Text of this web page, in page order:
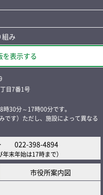
み
を表示する
目7番1号
30分～17時00分です。
です）ただし、施設によって異なる
022-398-4894
年末年始は17時まで）
市役所案内図